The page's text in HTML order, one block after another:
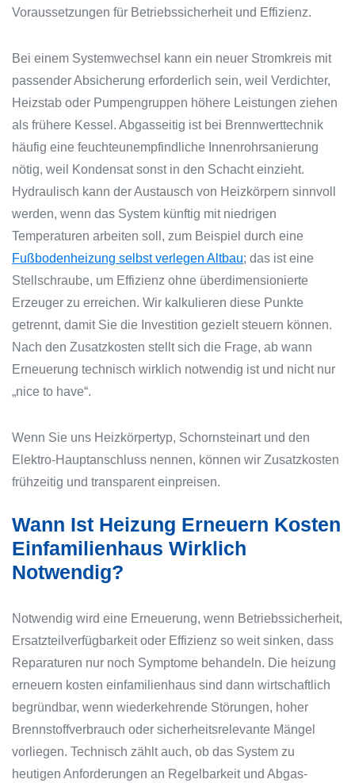
Voraussetzungen für Betriebssicherheit und Effizienz.
Bei einem Systemwechsel kann ein neuer Stromkreis mit
passender Absicherung erforderlich sein, weil Verdichter,
Heizstab oder Pumpengruppen höhere Leistungen ziehen
als frühere Kessel. Abgasseitig ist bei Brennwerttechnik
häufig eine feuchteunempfindliche Innenrohrsanierung
nötig, weil Kondensat sonst in den Schacht einzieht.
Hydraulisch kann der Austausch von Heizkörpern sinnvoll
werden, wenn das System künftig mit niedrigen
Temperaturen arbeiten soll, zum Beispiel durch eine
Fußbodenheizung selbst verlegen Altbau; das ist eine
Stellschraube, um Effizienz ohne überdimensionierte
Erzeuger zu erreichen. Wir kalkulieren diese Punkte
getrennt, damit Sie die Investition gezielt steuern können.
Nach den Zusatzkosten stellt sich die Frage, ab wann
Erneuerung technisch wirklich notwendig ist und nicht nur
„nice to have“.
Wenn Sie uns Heizkörpertyp, Schornsteinart und den
Elektro-Hauptanschluss nennen, können wir Zusatzkosten
frühzeitig und transparent einpreisen.
Wann Ist Heizung Erneuern Kosten
Einfamilienhaus Wirklich
Notwendig?
Notwendig wird eine Erneuerung, wenn Betriebssicherheit,
Ersatzteilverfügbarkeit oder Effizienz so weit sinken, dass
Reparaturen nur noch Symptome behandeln. Die heizung
erneuern kosten einfamilienhaus sind dann wirtschaftlich
begründbar, wenn wiederkehrende Störungen, hoher
Brennstoffverbrauch oder sicherheitsrelevante Mängel
vorliegen. Technisch zählt auch, ob das System zu
heutigen Anforderungen an Regelbarkeit und Abgas-